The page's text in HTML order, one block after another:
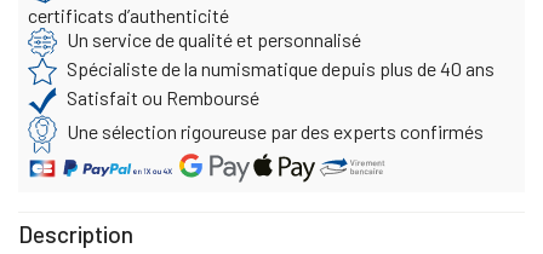
certificats d’authenticité
Un service de qualité et personnalisé
Spécialiste de la numismatique depuis plus de 40 ans
Satisfait ou Remboursé
Une sélection rigoureuse par des experts confirmés
Description